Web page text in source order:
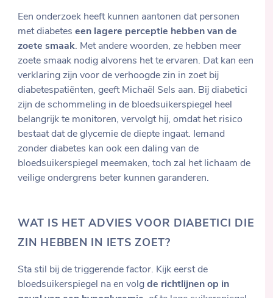
Een onderzoek heeft kunnen aantonen dat personen
met diabeteseen lagere perceptie hebben van de
zoete smaak. Met andere woorden, ze hebben meer
zoete smaak nodig alvorens het te ervaren. Dat kan een
verklaring zijn voor de verhoogde zin in zoet bij
diabetespatiënten, geeft Michaël Sels aan. Bij diabetici
zijn de schommeling in de bloedsuikerspiegel heel
belangrijk te monitoren, vervolgt hij, omdat het risico
bestaat dat de glycemie de diepte ingaat. Iemand
zonder diabetes kan ook een daling van de
bloedsuikerspiegel meemaken, toch zal het lichaam de
veilige ondergrens beter kunnen garanderen.
WAT IS HET ADVIES VOOR DIABETICI DIE
ZIN HEBBEN IN IETS ZOET?
Sta stil bij de triggerende factor. Kijk eerst de
bloedsuikerspiegel na en volgde richtlijnen op in